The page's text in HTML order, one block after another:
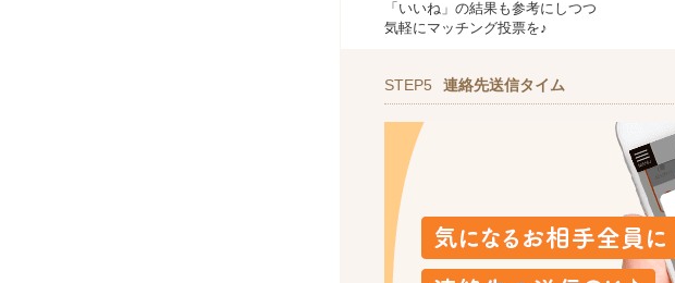
「いいね」の結果も参考にしつつ
気軽にマッチング投票を♪
STEP5 連絡先送信タイム